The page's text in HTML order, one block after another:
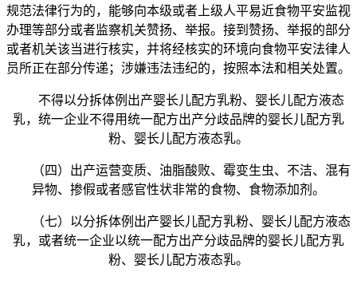
规范法律行为的，能够向本级或者上级人平易近食物平安监视
办理等部分或者监察机关赞扬、举报。接到赞扬、举报的部分
或者机关该当进行核实，并将经核实的环境向食物平安法律人
员所正在部分传递；涉嫌违法违纪的，按照本法和相关处置。
不得以分拆体例出产婴长儿配方乳粉、婴长儿配方液态
乳，统一企业不得用统一配方出产分歧品牌的婴长儿配方乳
粉、婴长儿配方液态乳。
（四）出产运营变质、油脂酸败、霉变生虫、不洁、混有
异物、掺假或者感官性状非常的食物、食物添加剂。
（七）以分拆体例出产婴长儿配方乳粉、婴长儿配方液态
乳，或者统一企业以统一配方出产分歧品牌的婴长儿配方乳
粉、婴长儿配方液态乳。